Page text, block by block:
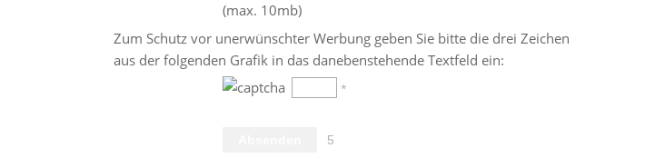
(max. 10mb)
Zum Schutz vor unerwünschter Werbung geben Sie bitte die drei Zeichen
aus der folgenden Grafik in das danebenstehende Textfeld ein:
*